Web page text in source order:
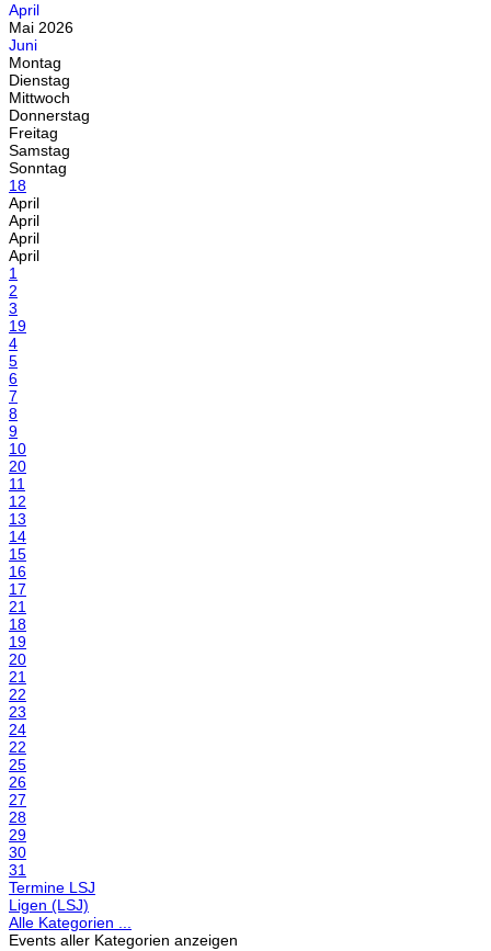
April
Mai 2026
Juni
Montag
Dienstag
Mittwoch
Donnerstag
Freitag
Samstag
Sonntag
18
April
April
April
April
1
2
3
19
4
5
6
7
8
9
10
20
11
12
13
14
15
16
17
21
18
19
20
21
22
23
24
22
25
26
27
28
29
30
31
Termine LSJ
Ligen (LSJ)
Alle Kategorien ...
Events aller Kategorien anzeigen